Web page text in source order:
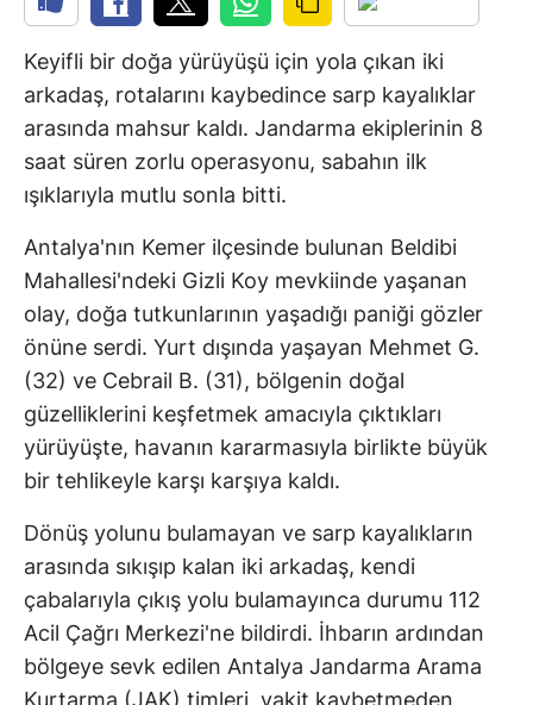
Keyifli bir doğa yürüyüşü için yola çıkan iki
arkadaş, rotalarını kaybedince sarp kayalıklar
arasında mahsur kaldı. Jandarma ekiplerinin 8
saat süren zorlu operasyonu, sabahın ilk
ışıklarıyla mutlu sonla bitti.
Antalya'nın Kemer ilçesinde bulunan Beldibi
Mahallesi'ndeki Gizli Koy mevkiinde yaşanan
olay, doğa tutkunlarının yaşadığı paniği gözler
önüne serdi. Yurt dışında yaşayan Mehmet G.
(32) ve Cebrail B. (31), bölgenin doğal
güzelliklerini keşfetmek amacıyla çıktıkları
yürüyüşte, havanın kararmasıyla birlikte büyük
bir tehlikeyle karşı karşıya kaldı.
Dönüş yolunu bulamayan ve sarp kayalıkların
arasında sıkışıp kalan iki arkadaş, kendi
çabalarıyla çıkış yolu bulamayınca durumu 112
Acil Çağrı Merkezi'ne bildirdi. İhbarın ardından
bölgeye sevk edilen Antalya Jandarma Arama